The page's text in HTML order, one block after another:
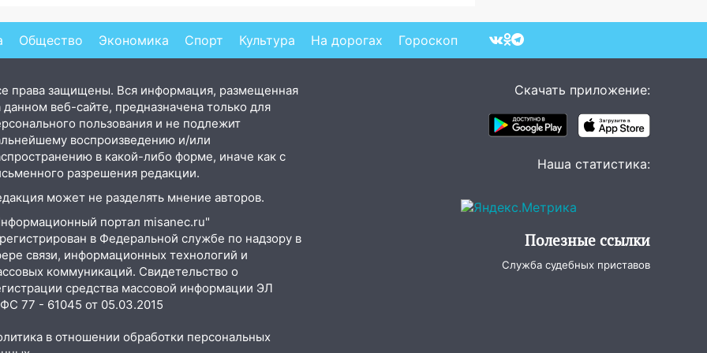
Украины от военкора
ВСУ
Общество Экономика Спорт Культура На дорогах Гороскоп
права защищены. Вся информация, размещенная
данном веб-сайте, предназначена только для
пользования и не подлежит
воспроизведению и/или
в какой-либо форме, иначе как с
разрешения редакции.
может не разделять мнение авторов.
портал misanec.ru"
в Федеральной службе по надзору в
связи, информационных технологий и
коммуникаций. Свидетельство о
средства массовой информации ЭЛ
77 - 61045 от 05.03.2015
в отношении обработки персональных
Скачать приложение:
Наша статистика:
Полезные ссылки
Служба судебных приставов